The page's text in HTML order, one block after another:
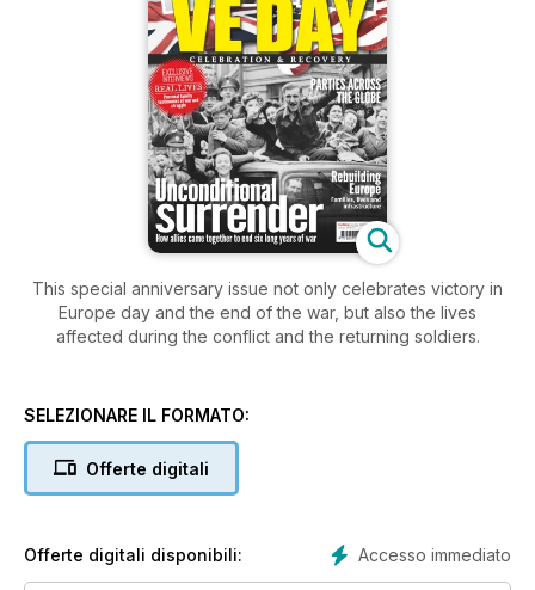
This special anniversary issue not only celebrates victory in
Europe day and the end of the war, but also the lives
affected during the conflict and the returning soldiers.
SELEZIONARE IL FORMATO:
Offerte digitali
Accesso immediato
Offerte digitali disponibili: